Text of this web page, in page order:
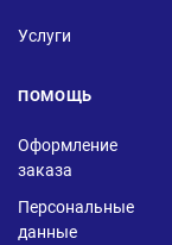
Услуги
ПОМОЩЬ
Оформление
заказа
Персональные
данные